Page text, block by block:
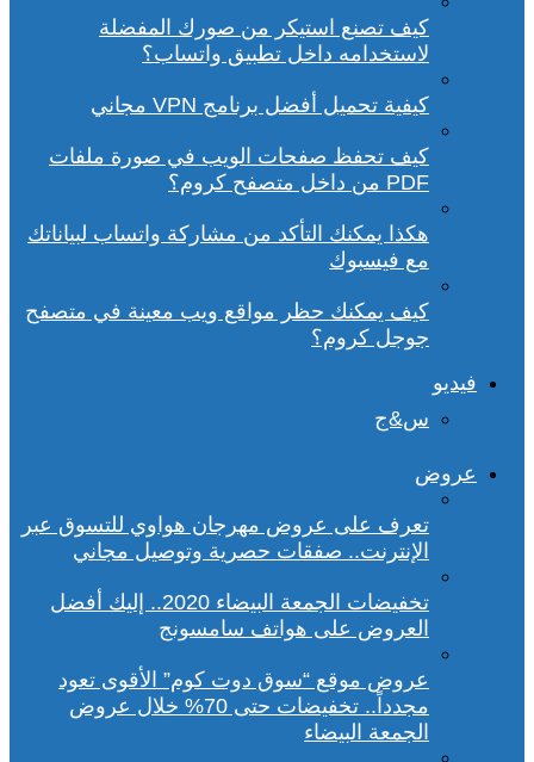
كيف تصنع استيكر من صورك المفضلة
لاستخدامه داخل تطبيق واتساب؟
كيفية تحميل أفضل برنامج VPN مجاني
كيف تحفظ صفحات الويب في صورة ملفات
PDF من داخل متصفح كروم؟
هكذا يمكنك التأكد من مشاركة واتساب لبياناتك
مع فيسبوك
كيف يمكنك حظر مواقع ويب معينة في متصفح
جوجل كروم؟
فيديو
س&ج
عروض
تعرف على عروض مهرجان هواوي للتسوق عبر
الإنترنت.. صفقات حصرية وتوصيل مجاني
تخفيضات الجمعة البيضاء 2020.. إليك أفضل
العروض على هواتف سامسونج
عروض موقع “سوق دوت كوم” الأقوى تعود
مجدداً.. تخفيضات حتى 70% خلال عروض
الجمعة البيضاء